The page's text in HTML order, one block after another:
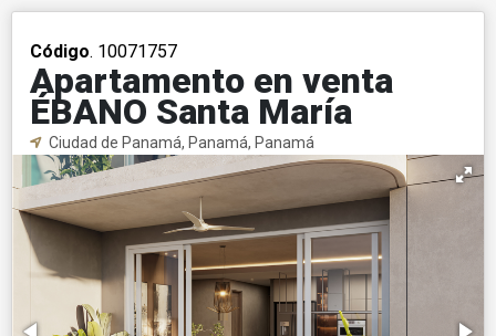
Código. 10071757
Apartamento en venta
ÉBANO Santa María
Ciudad de Panamá, Panamá, Panamá